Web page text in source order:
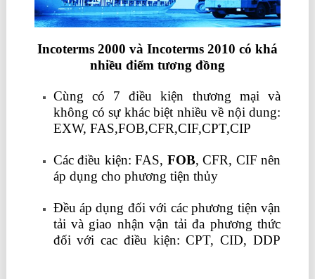
Incoterms 2000 và Incoterms 2010 có khá
nhiều điểm tương đồng
Cùng có 7 điều kiện thương mại và
không có sự khác biệt nhiều về nội dung:
EXW, FAS,FOB,CFR,CIF,CPT,CIP
Các điều kiện: FAS, FOB, CFR, CIF nên
áp dụng cho phương tiện thủy
Đều áp dụng đối với các phương tiện vận
tải và giao nhận vận tải đa phương thức
đối với cac điều kiện: CPT, CID, DDP